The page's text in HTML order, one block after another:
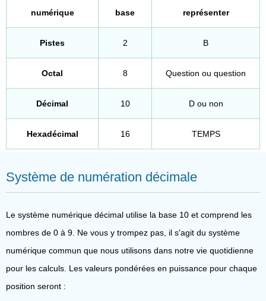
numérique
base
représenter
Pistes 2 B
Octal 8 Question ou question
Décimal 10 D ou non
Hexadécimal 16 TEMPS
Système de numération décimale
Le système numérique décimal utilise la base 10 et comprend les
nombres de 0 à 9. Ne vous y trompez pas, il s'agit du système
numérique commun que nous utilisons dans notre vie quotidienne
pour les calculs. Les valeurs pondérées en puissance pour chaque
position seront :